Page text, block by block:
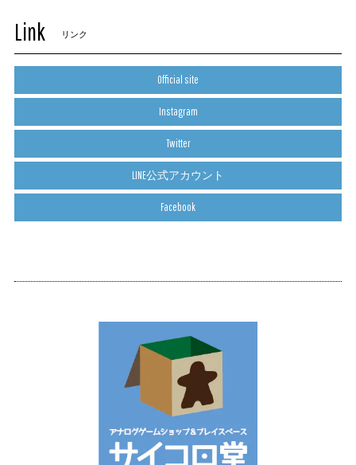
Link リンク
Official site
Instagram
Twitter
LINE公式アカウント
Facebook